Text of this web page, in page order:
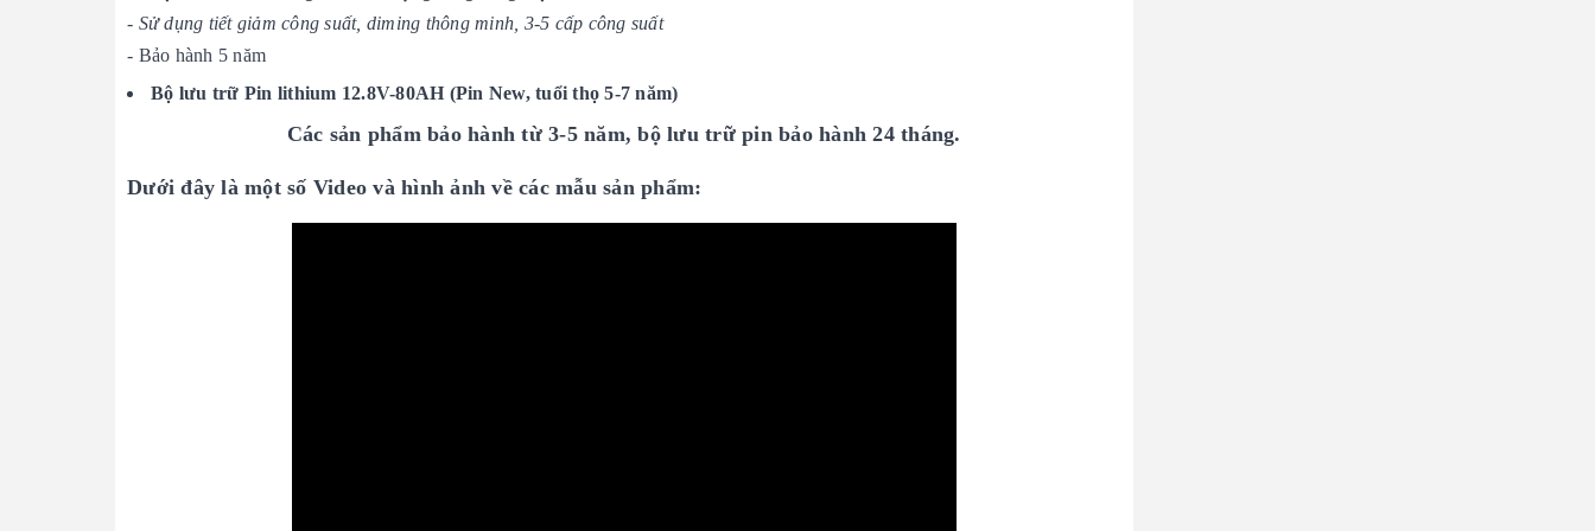
- Sử dụng tiết giảm công suất, diming thông minh, 3-5 cấp công suất
- Bảo hành 5 năm
Bộ lưu trữ Pin lithium 12.8V-80AH (Pin New, tuổi thọ 5-7 năm)
Các sản phẩm bảo hành từ 3-5 năm, bộ lưu trữ pin bảo hành 24 tháng.
Dưới đây là một số Video và hình ảnh về các mẫu sản phẩm: